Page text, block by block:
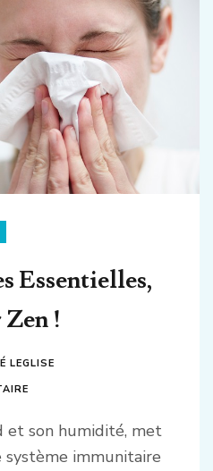
Essentielles,
!
LEGLISE
et son humidité, met
immunitaire